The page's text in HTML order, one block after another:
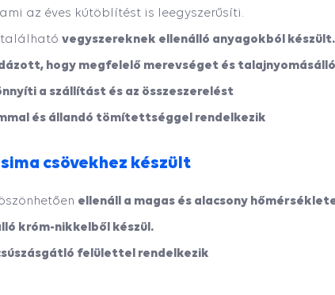
ami az éves kútöblítést is leegyszerűsíti.
található vegyszereknek ellenálló anyagokból
hogy megfelelő merevséget és
a szállítást és az összeszerelést
és állandó tömítettséggel rendelkezik
csövekhez készült
ellenáll a magas és alacsony
króm-nikkelből készül.
felülettel rendelkezik